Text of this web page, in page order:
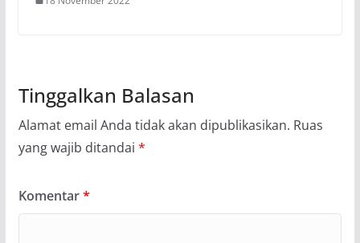
Tinggalkan Balasan
Alamat email Anda tidak akan dipublikasikan. Ruas
yang wajib ditandai *
Komentar*